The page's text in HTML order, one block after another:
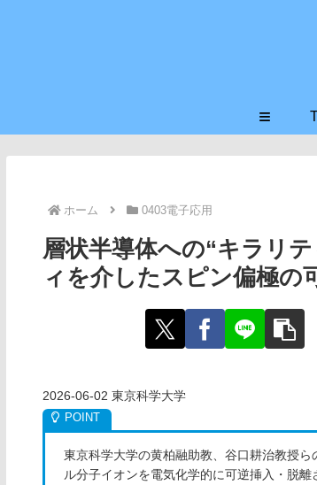
≡
ホーム 0403電子応用
層状半導体への“キラリ
ィを介したスピン偏極の
2026-06-02 東京科学大学
東京科学大学の黄柏融助教、谷口耕治教授
ル分子イオンを電気化学的に可逆挿入・脱